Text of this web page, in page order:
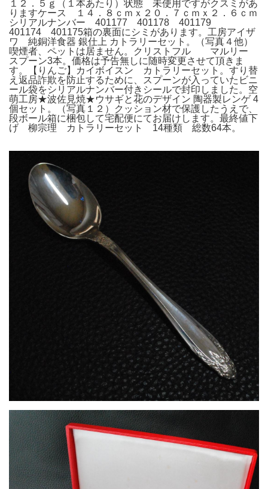
１２．５ｇ（１本あたり）状態 未使用ですがクスミがあ
りますケース １４．８ｃｍｘ２０．７ｃｍｘ２．６ｃｍ
シリアルナンバー 401177 401178 401179
401174 401175箱の裏面にシミがあります。工房アイザ
ワ 純銅洋食器 銀仕上 カトラリーセット。（写真４他）
喫煙者、ペットは居ません。クリストフル マルリー
スプーン3本。価格は予告無しに随時変更させて頂きま
す。【りんご】カイボイスン カトラリーセット。すり替
え返品詐欺を防止するために、スプーンが入っていたビニ
ール袋をシリアルナンバー付きシールで封印しました。空
萌工房★波佐見焼★ウサギと花のデザイン 陶器製レンゲ 4
個セット。（写真１２）クッション材で保護したうえで、
段ボール箱に梱包して宅配便にてお届けします。最終値下
げ 柳宗理 カトラリーセット 14種類 総数64本。